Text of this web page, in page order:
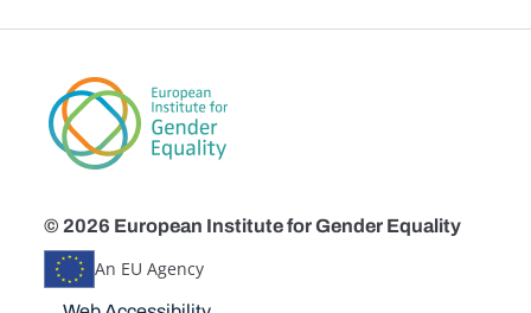
© 2026 European Institute for Gender Equality
An EU Agency
Disclaimers